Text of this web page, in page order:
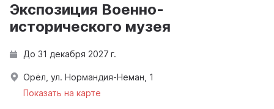
Экспозиция Военно-
исторического музея
До 31 декабря 2027 г.
Орёл, ул. Нормандия-Неман, 1
Показать на карте